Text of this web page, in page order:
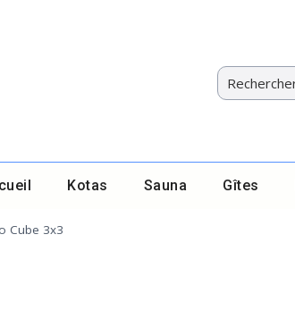
Kotas Sauna Gîtes
Cube 3x3